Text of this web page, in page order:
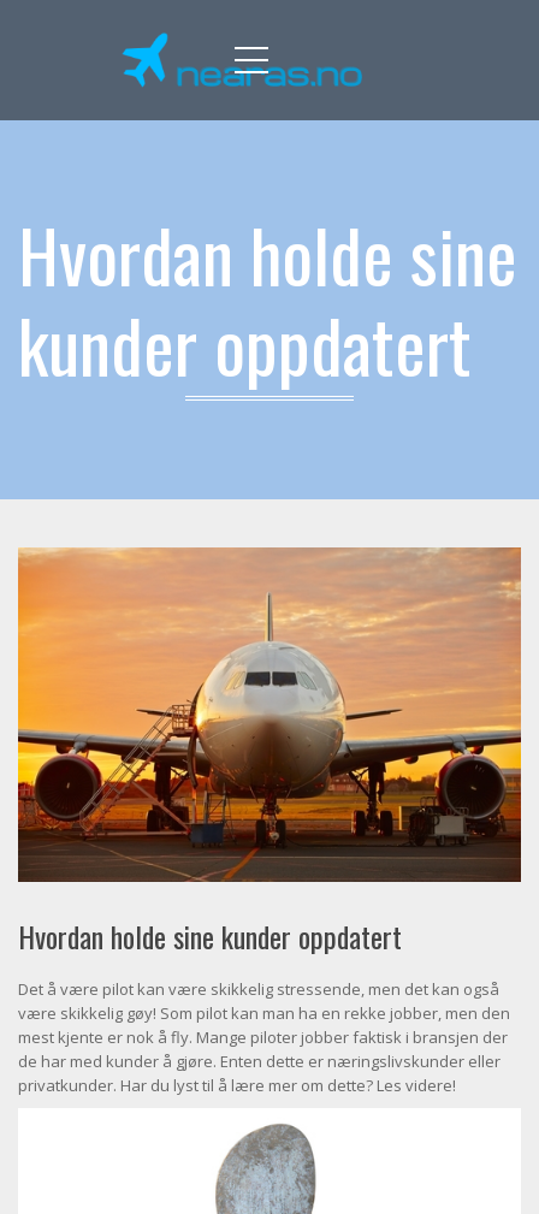
Menu
Hvordan holde sine
kunder oppdatert
Hvordan holde sine kunder oppdatert
Det å være pilot kan være skikkelig stressende, men det kan også
være skikkelig gøy! Som pilot kan man ha en rekke jobber, men den
mest kjente er nok å fly. Mange piloter jobber faktisk i bransjen der
de har med kunder å gjøre. Enten dette er næringslivskunder eller
privatkunder. Har du lyst til å lære mer om dette? Les videre!